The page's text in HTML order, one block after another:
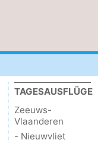
TAGESAUSFLÜGE
Zeeuws-
Vlaanderen
- Nieuwvliet